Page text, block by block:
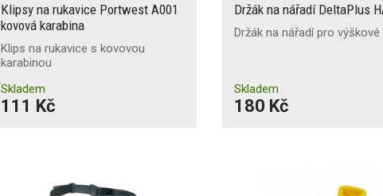
Klipsy na rukavice Portwest A001
kovová karabina
Klips na rukavice s kovovou
karabinou
Skladem
111 Kč
Držák na nářadí DeltaPlus
Držák na nářadí pro výškové
Skladem
180 Kč